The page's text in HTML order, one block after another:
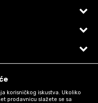
korisničkog iskustva. Ukoliko
prodavnicu slažete se sa